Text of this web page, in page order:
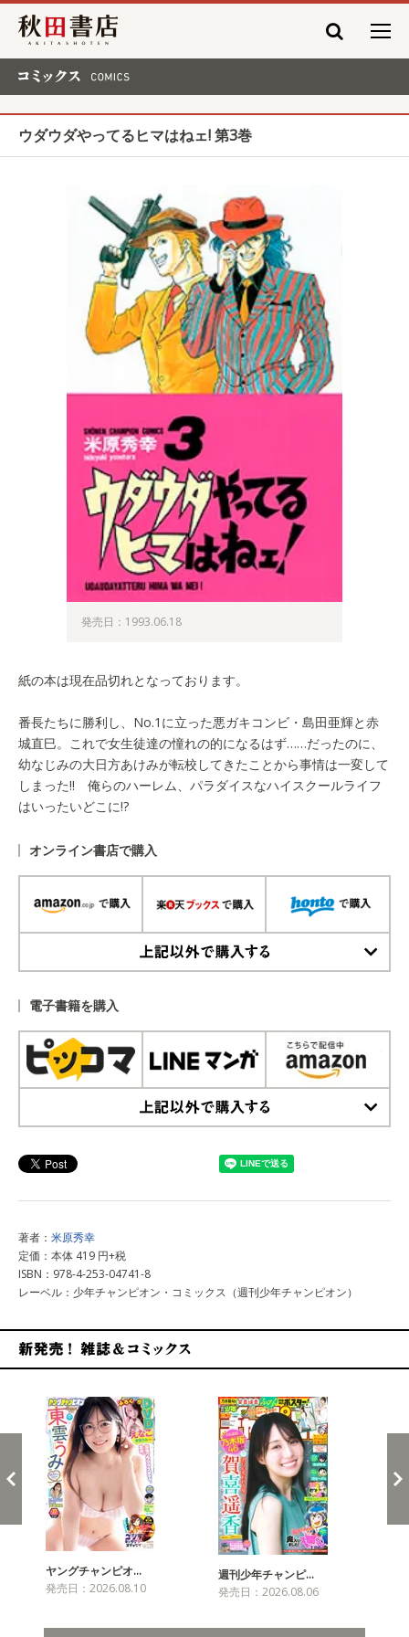
秋田書店
ウダウダやってるヒマはねェ! 第3巻
発売日：1993.06.18
紙の本は現在品切れとなっております。
番長たちに勝利し、No.1に立った悪ガキコンビ・島田亜輝と赤
城直巳。これで女生徒達の憧れの的になるはず……だったのに、
幼なじみの大日方あけみが転校してきたことから事情は一変して
しまった!! 俺らのハーレム、パラダイスなハイスクールライフ
はいったいどこに!?
オンライン書店で購入
電子書籍を購入
著者： 米原秀幸
定価：本体 419 円+税
ISBN：978-4-253-04741-8
レーベル：少年チャンピオン・コミックス（週刊少年チャンピオン）
ヤングチャンピオ…
発売日：2026.08.10
週刊少年チャンピ…
発売日：2026.08.06